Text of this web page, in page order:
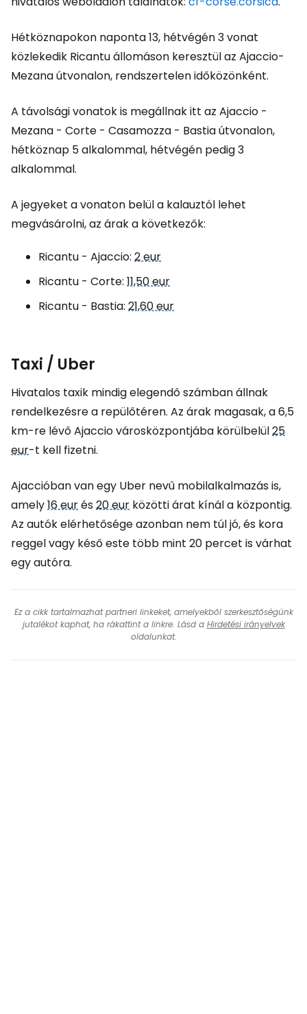
Hétköznapokon naponta 13, hétvégén 3 vonat
közlekedik Ricantu állomáson keresztül az Ajaccio-
Mezana útvonalon, rendszertelen időközönként.
A távolsági vonatok is megállnak itt az Ajaccio -
Mezana - Corte - Casamozza - Bastia útvonalon,
hétköznap 5 alkalommal, hétvégén pedig 3
alkalommal.
A jegyeket a vonaton belül a kalauztól lehet
megvásárolni, az árak a következők:
Ricantu - Ajaccio: 2 eur
Ricantu - Corte: 11,50 eur
Ricantu - Bastia: 21,60 eur
Taxi / Uber
Hivatalos taxik mindig elegendő számban állnak
rendelkezésre a repülőtéren. Az árak magasak, a 6,5
km-re lévő Ajaccio városközpontjába körülbelül25
eur-t kell fizetni.
Ajaccióban van egy Uber nevű mobilalkalmazás is,
amely16 eurés20 eur közötti árat kínál a központig.
Az autók elérhetősége azonban nem túl jó, és kora
reggel vagy késő este több mint 20 percet is várhat
egy autóra.
Ez a cikk tartalmazhat partneri linkeket, amelyekből szerkesztőségünk
jutalékot kaphat, ha rákattint a linkre. Lásd a Hirdetési irányelvek
oldalunkat.